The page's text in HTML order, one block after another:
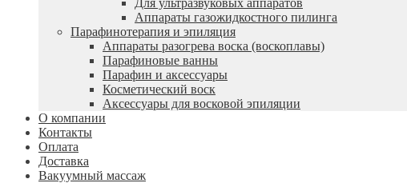
Для ультразвуковых аппаратов
Аппараты газожидкостного пилинга
Парафинотерапия и эпиляция
Аппараты разогрева воска (воскоплавы)
Парафиновые ванны
Парафин и аксессуары
Косметический воск
Аксессуары для восковой эпиляции
О компании
Контакты
Оплата
Доставка
Вакуумный массаж